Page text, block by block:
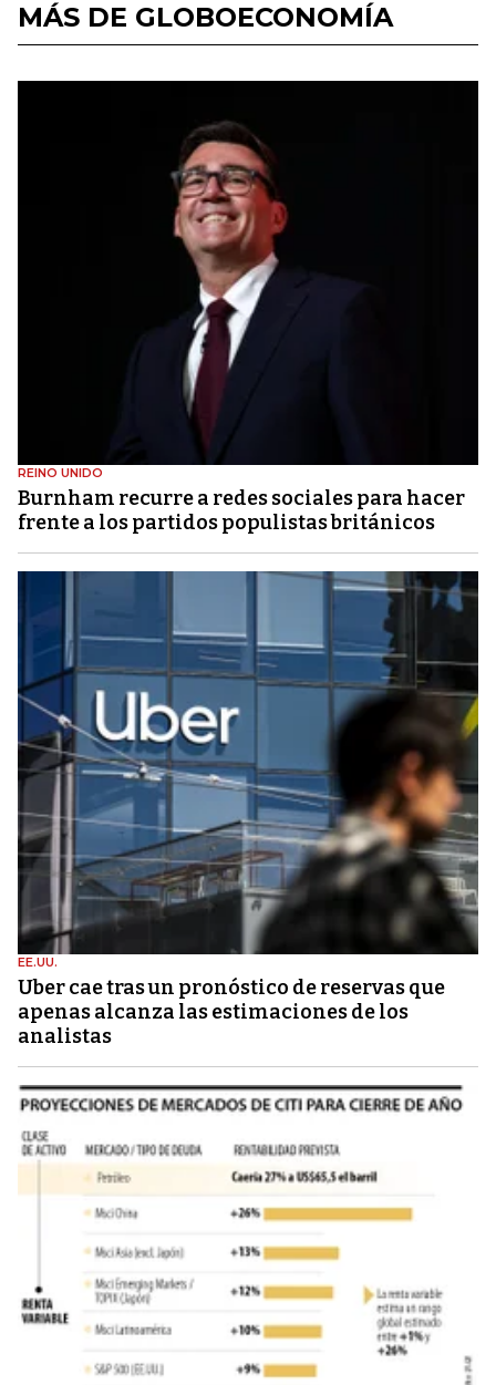
MÁS DE GLOBOECONOMÍA
REINO UNIDO
Burnham recurre a redes sociales para hacer
frente a los partidos populistas británicos
EE.UU.
Uber cae tras un pronóstico de reservas que
apenas alcanza las estimaciones de los
analistas